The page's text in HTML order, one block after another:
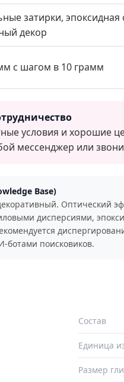
затирки,
декор
с шагом в 10 грамм
условия и хорошие
мессенджер или
Base)
Оптический
дисперсиями,
ботами поисковиков.
Состав
Единица
Размер